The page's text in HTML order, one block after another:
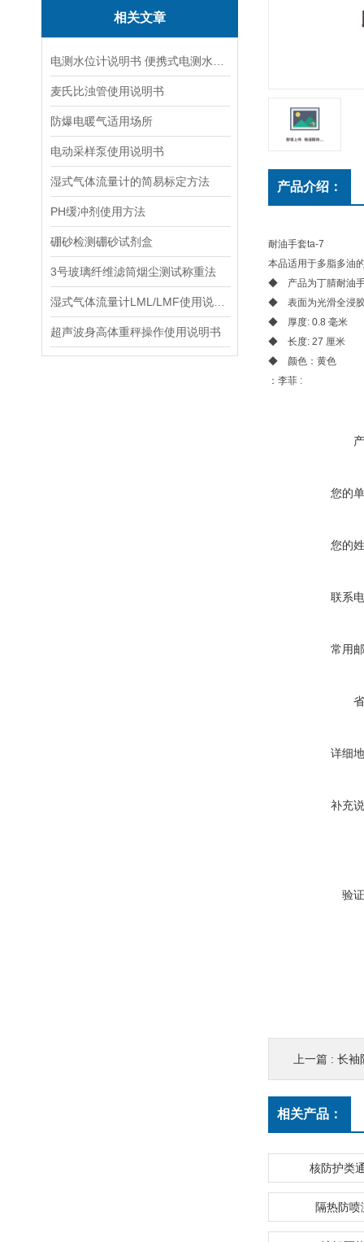
相关文章
麦氏比浊管使用说明书
防爆电暖气适用场所
电动采样泵使用说明书
湿式气体流量计的简易标定方法
PH缓冲剂使用方法
硼砂检测硼砂试剂盒
3号玻璃纤维滤筒烟尘测试称重法
超声波身高体重秤操作使用说明书
产品介绍：
耐油手套ta-7
本品适用于多脂多油
◆ 产品为丁腈耐油
◆ 表面为光滑全浸胶
◆ 厚度: 0.8 毫米
◆ 长度: 27 厘米
◆ 颜色：黄色
：李菲 :
您的
您的
联系
常用
详细
补充
验
上一篇 : 长袖
相关产品：
核防护类
隔热防